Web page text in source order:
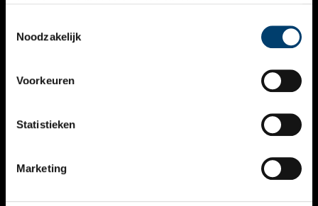
Noodzakelijk
Voorkeuren
Statistieken
Marketing
ACTIVITEITEN
NIEUWSBRIEF
DISCLAIMER